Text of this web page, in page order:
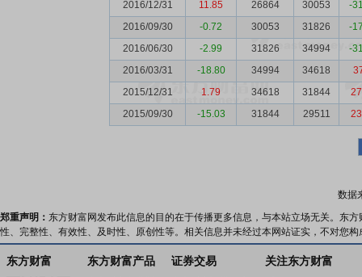
2016/12/31
11.85 26864 30053
-
2016/09/30
-0.72 30053 31826
-
2016/06/30
-2.99 31826 34994
-
2016/03/31
-18.80 34994 34618
2015/12/31
1.79 34618 31844
2015/09/30
-15.03 31844 29511
数据
郑重声明： 东方财富网发布此信息的目的在于传播更多信息，与本站立场无关。东
性、完整性、有效性、及时性、原创性等。相关信息并未经过本网站证实，不对您
东方财富 东方财富产品 证券交易 关注东方财富